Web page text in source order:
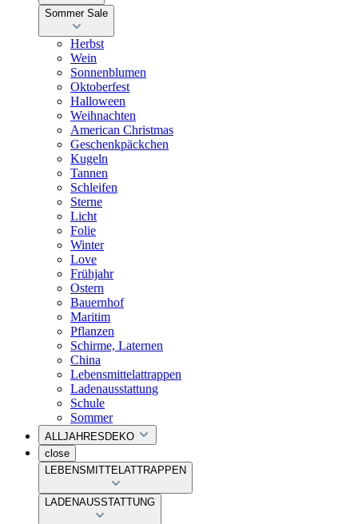
Sommer Sale
Herbst
Wein
Sonnenblumen
Oktoberfest
Halloween
Weihnachten
American Christmas
Geschenkpäckchen
Kugeln
Tannen
Schleifen
Sterne
Licht
Folie
Winter
Love
Frühjahr
Ostern
Bauernhof
Maritim
Pflanzen
Schirme, Laternen
China
Lebensmittelattrappen
Ladenausstattung
Schule
Sommer
ALLJAHRESDEKO
close
LEBENSMITTELATTRAPPEN
LADENAUSSTATTUNG